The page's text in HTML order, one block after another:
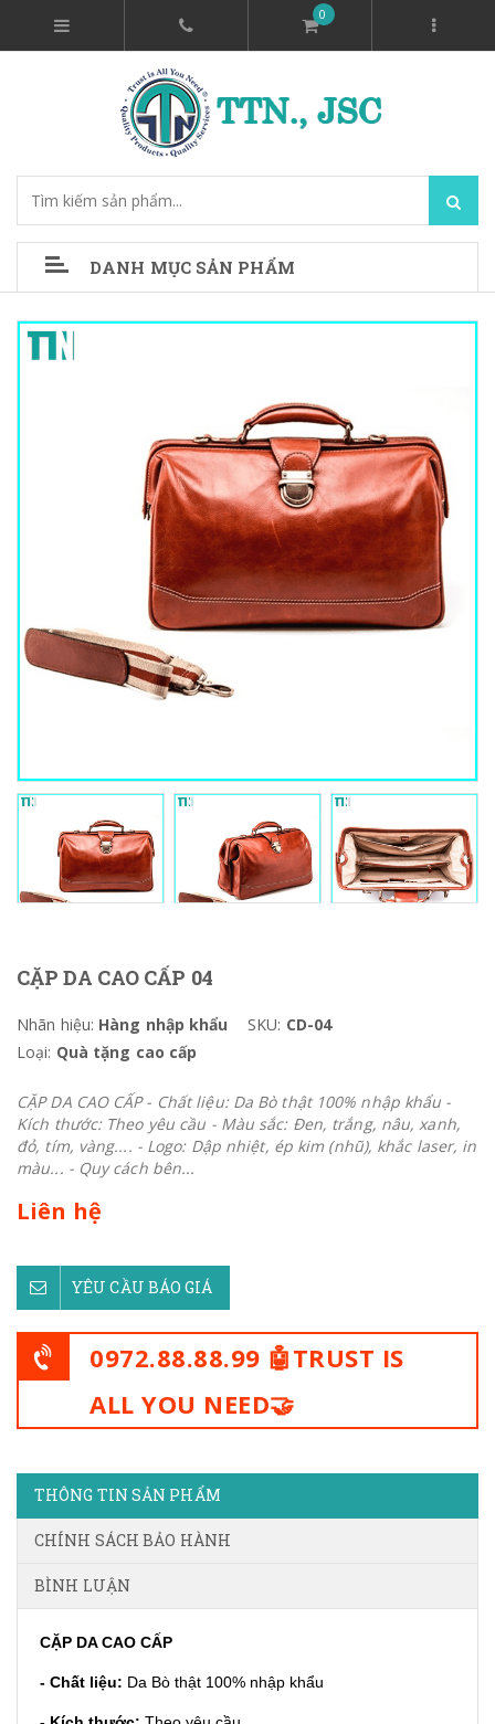
0
DANH MỤC SẢN PHẨM
CẶP DA CAO CẤP 04
Nhãn hiệu: Hàng nhập khẩu SKU: CD-04
Loại: Quà tặng cao cấp
CẶP DA CAO CẤP - Chất liệu: Da Bò thật 100% nhập khẩu -
Kích thước: Theo yêu cầu - Màu sắc: Đen, trắng, nâu, xanh,
đỏ, tím, vàng.... - Logo: Dập nhiệt, ép kim (nhũ), khắc laser, in
màu... - Quy cách bên...
Liên hệ
YÊU CẦU BÁO GIÁ
0972.88.88.99 🤖TRUST IS
ALL YOU NEED🤝
THÔNG TIN SẢN PHẨM
CHÍNH SÁCH BẢO HÀNH
BÌNH LUẬN
CẶP DA CAO CẤP
- Chất liệu: Da Bò thật 100% nhập khẩu